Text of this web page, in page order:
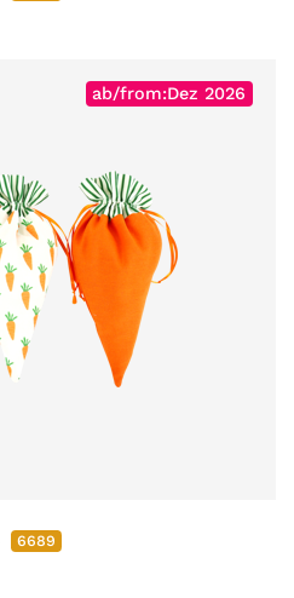
ab/from:Dez 2026
6689